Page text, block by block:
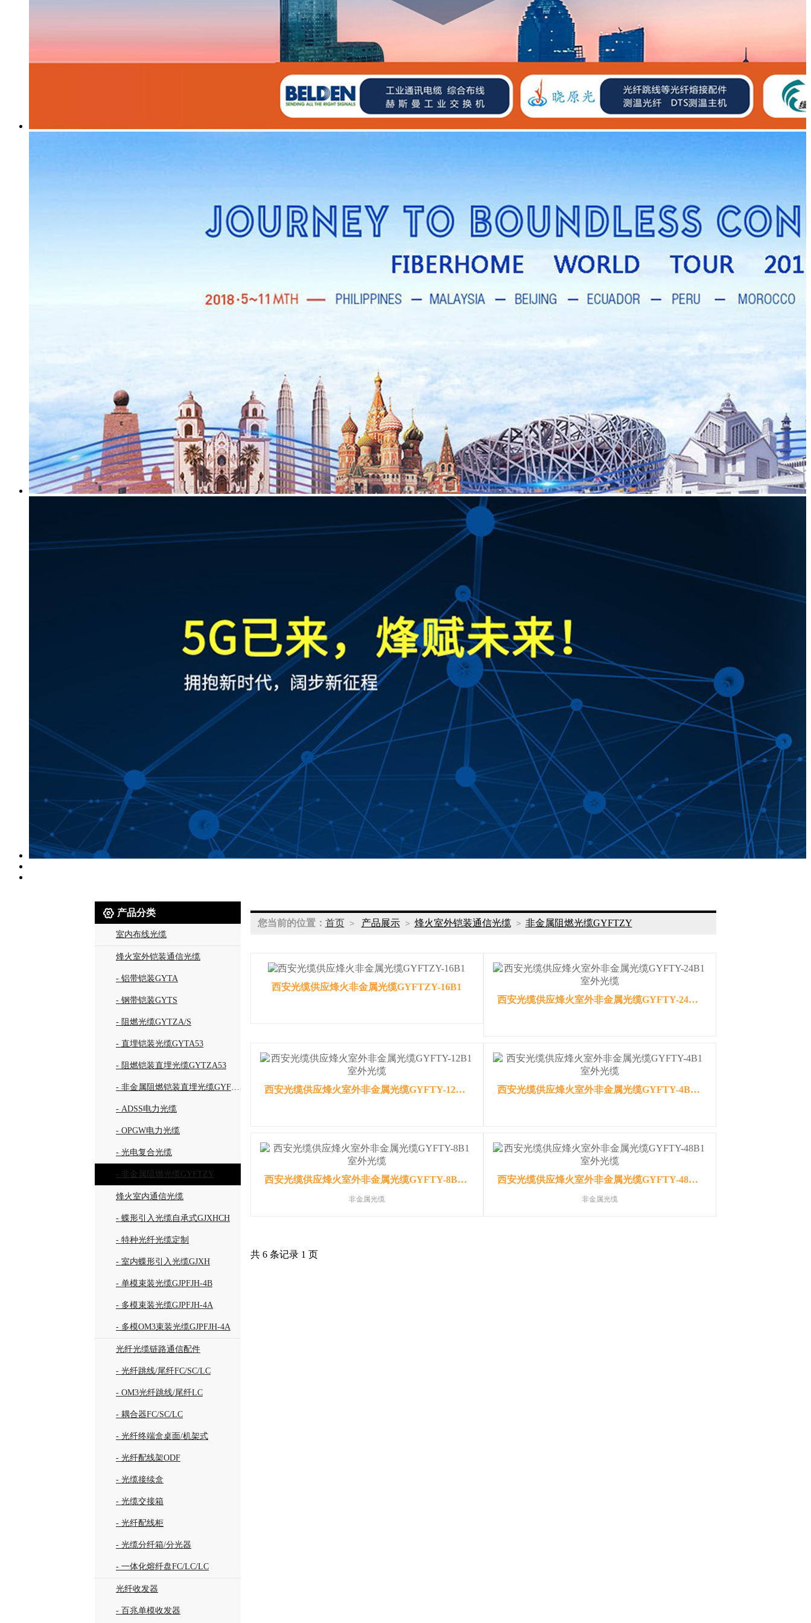
 产品分类
室内布线光缆
烽火室外铠装通信光缆
- 铝带铠装GYTA
- 钢带铠装GYTS
- 阻燃光缆GYTZA/S
- 直埋铠装光缆GYTA53
- 阻燃铠装直埋光缆GYTZA53
- 非金属阻燃铠装直埋光缆GYFTZY53
- ADSS电力光缆
- OPGW电力光缆
- 光电复合光缆
- 非金属阻燃光缆GYFTZY
烽火室内通信光缆
- 蝶形引入光缆自承式GJXHCH
- 特种光纤光缆定制
- 室内蝶形引入光缆GJXH
- 单模束装光缆GJPFJH-4B
- 多模束装光缆GJPFJH-4A
- 多模OM3束装光缆GJPFJH-4A
光纤光缆链路通信配件
- 光纤跳线/尾纤FC/SC/LC
- OM3光纤跳线/尾纤LC
- 耦合器FC/SC/LC
- 光纤终端盒桌面/机架式
- 光纤配线架ODF
- 光缆接续盒
- 光缆交接箱
- 光纤配线柜
- 光缆分纤箱/分光器
- 一体化熔纤盘FC/LC/LC
光纤收发器
- 百兆单模收发器
您当前的位置： 首页 > 产品展示 > 烽火室外铠装通信光缆 > 非金属阻燃光缆GYFTZY
西安光缆供应烽火非金属光缆GYFTZY-16B1
西安光缆供应烽火室外非金属光缆GYFTY-24B1室外光缆
西安光缆供应烽火室外非金属光缆GYFTY-12B1室外光缆 西安光缆供应烽火室外非金属光缆GYFTY-4B1室外光缆
西安光缆供应烽火室外非金属光缆GYFTY-8B1室外光缆
非金属光缆
西安光缆供应烽火室外非金属光缆GYFTY-48B1室外光缆
非金属光缆
共 6 条记录 1 页